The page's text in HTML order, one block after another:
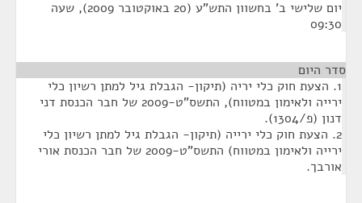
יום שלישי ב' בחשוון התש"ע (20 באוקטובר 2009), שעה
09:30
סדר היום
1. הצעת חוק כלי יריה (תיקון- הגבלת גיל למתן רשיון כלי
ירייה ולאימון במטווח), התשס"ט-2009 של חבר הכנסת דני
דנון (פ/1304).
2. הצעת חוק כלי ירייה (תיקון- הגבלת גיל למתן רשיון כלי
ירייה ולאימון במטווח) התשס"ט-2009 של חבר הכנסת אורי
אורבך.